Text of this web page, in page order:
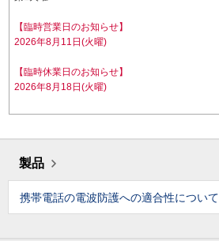
【臨時営業日のお知らせ】
2026年8月11日(火曜)
【臨時休業日のお知らせ】
2026年8月18日(火曜)
製品
携帯電話の電波防護への適合性について